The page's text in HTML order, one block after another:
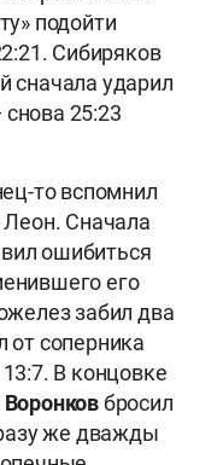
подойти
Сибиряков
сначала ударил
снова 25:23
то вспомнил
Леон. Сначала
ошибиться
его
забил два
от соперника
В концовке
бросил
же дважды